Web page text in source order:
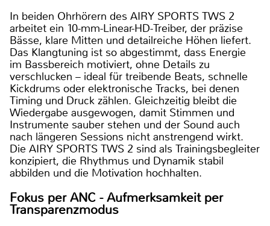
In beiden Ohrhörern des AIRY SPORTS TWS 2
arbeitet ein 10-mm-Linear-HD-Treiber, der präzise
Bässe, klare Mitten und detailreiche Höhen liefert.
Das Klangtuning ist so abgestimmt, dass Energie
im Bassbereich motiviert, ohne Details zu
verschlucken – ideal für treibende Beats, schnelle
Kickdrums oder elektronische Tracks, bei denen
Timing und Druck zählen. Gleichzeitig bleibt die
Wiedergabe ausgewogen, damit Stimmen und
Instrumente sauber stehen und der Sound auch
nach längeren Sessions nicht anstrengend wirkt.
Die AIRY SPORTS TWS 2 sind als Trainingsbegleiter
konzipiert, die Rhythmus und Dynamik stabil
abbilden und die Motivation hochhalten.
Fokus per ANC - Aufmerksamkeit per
Transparenzmodus